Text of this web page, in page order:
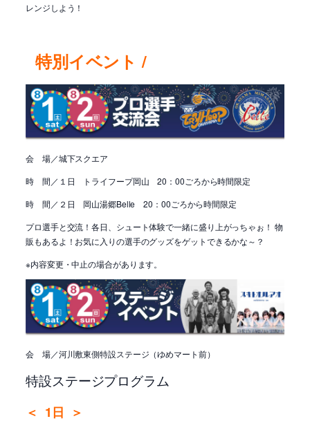
レンジしよう！
特別イベント /
会 場／城下スクエア
時 間／１日 トライフープ岡山 20：00ごろから時間限定
時 間／２日 岡山湯郷Belle 20：00ごろから時間限定
プロ選手と交流！各日、シュート体験で一緒に盛り上がっちゃぉ！ 物
販もあるよ！お気に入りの選手のグッズをゲットできるかな～？
※内容変更・中止の場合があります。
会 場／河川敷東側特設ステージ（ゆめマート前）
特設ステージプログラム
＜ 1日 ＞